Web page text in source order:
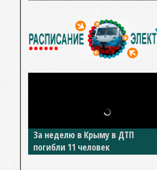
За неделю в Крыму в ДТП
погибли 11 человек